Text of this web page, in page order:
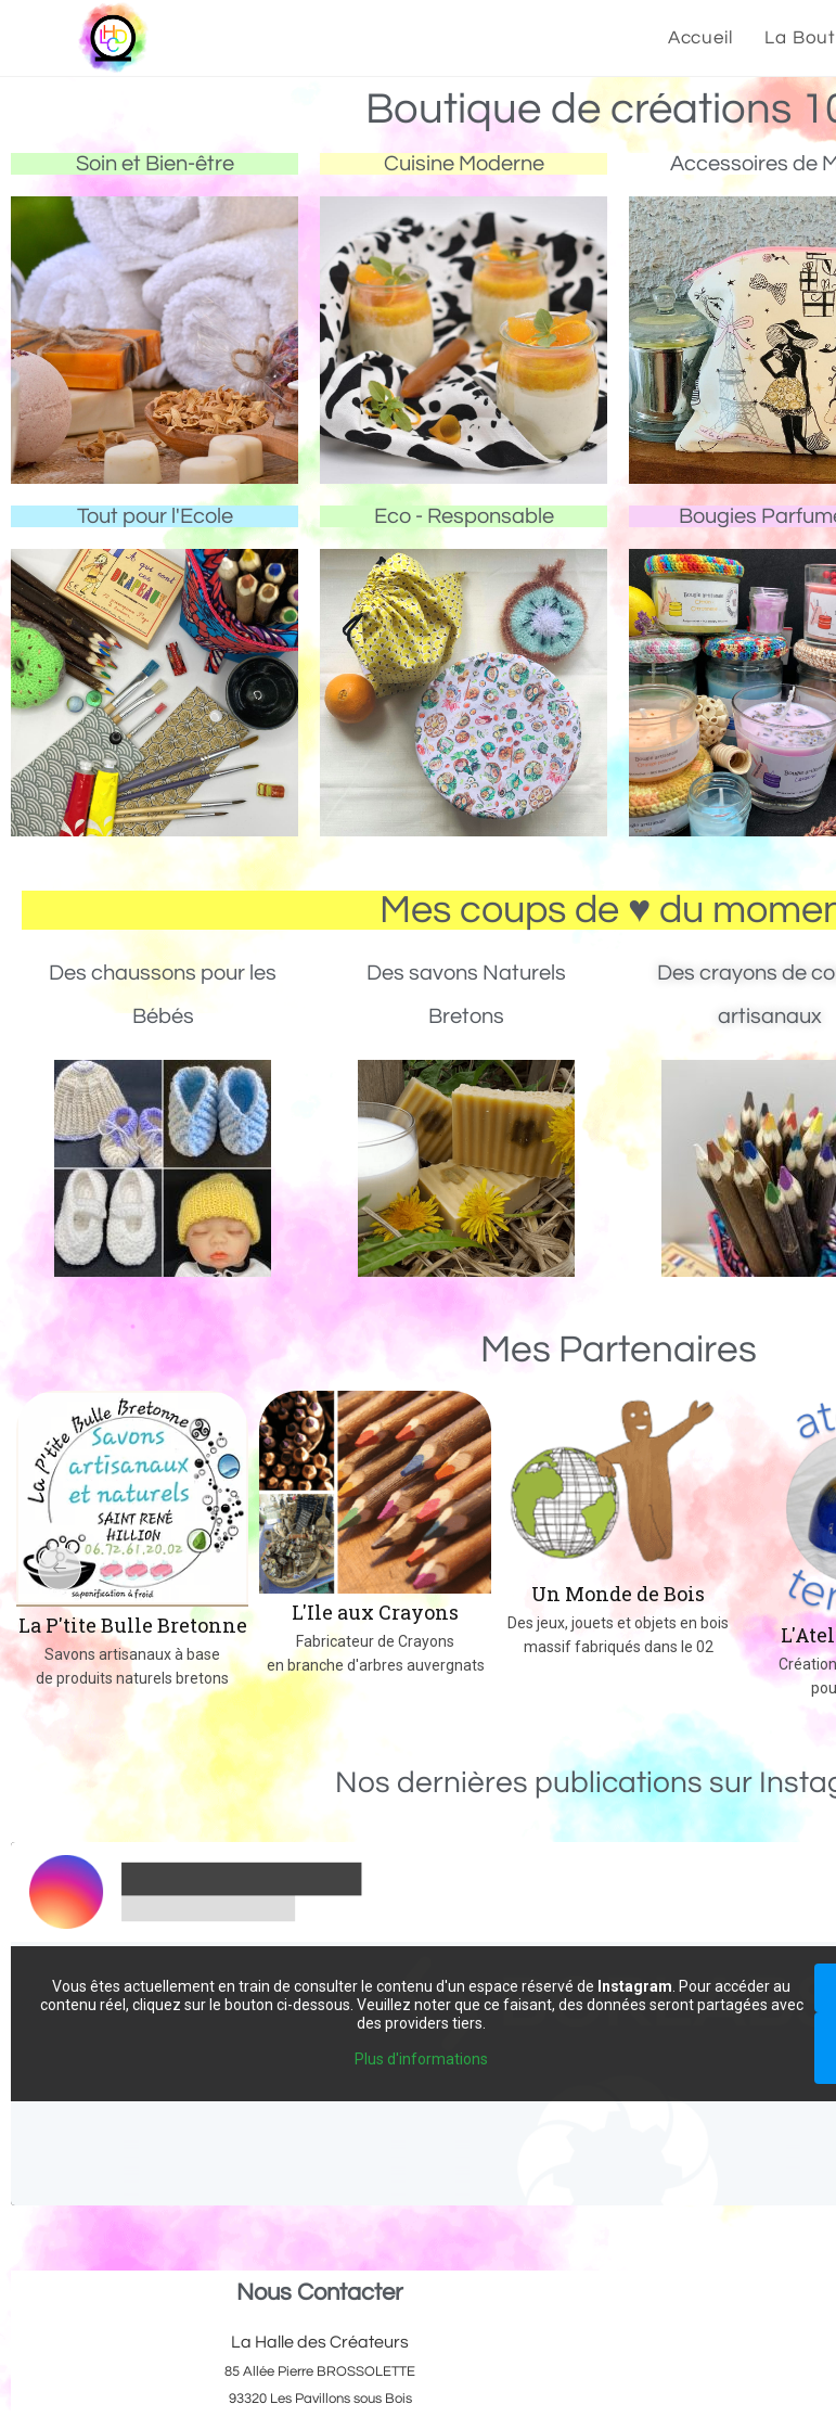
Accueil La
Boutique de créations
Soin et Bien-être Cuisine Moderne Accessoires de
Tout pour l'Ecole Eco - Responsable Bougies
Mes coups de ♥ du
Des chaussons pour les
Bébés
Des savons Naturels
Bretons
Des crayons de
artisanaux
Mes Partenaires
La P'tite Bulle Bretonne
Savons artisanaux à base
de produits naturels bretons
L'Ile aux Crayons
Fabricateur de Crayons
en branche d'arbres auvergnats
Un Monde de Bois
Des jeux, jouets et objets en bois
massif fabriqués dans le 02
Nos dernières publications sur
Vous êtes actuellement en train de consulter le contenu d'un espace réservé de Instagram . Pour accéder au
contenu réel, cliquez sur le bouton ci-dessous. Veuillez noter que ce faisant, des données seront partagées avec
des providers tiers.
Plus d'informations
Nous Contacter
La Halle des Créateurs
85 Allée Pierre BROSSOLETTE
93320 Les Pavillons sous Bois